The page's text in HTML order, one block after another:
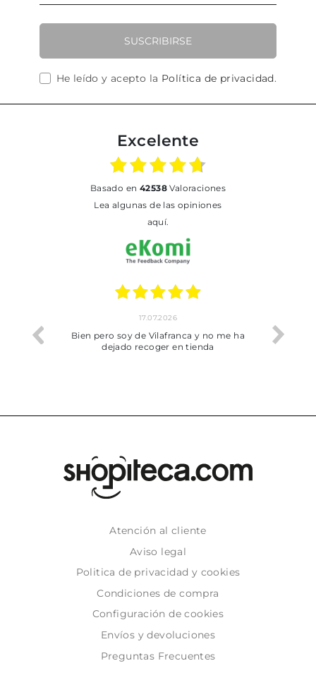
SUSCRIBIRSE
He leído y acepto la Política de privacidad.
Excelente
basado en 42538Valoraciones
Lea algunas de las opiniones
aquí.
trobat
17.07.2026
Bien pero soy de Vilafranca y no me ha
dejado recoger en tienda
Atención al cliente
Aviso legal
Politica de privacidad y cookies
Condiciones de compra
Configuración de cookies
Envíos y devoluciones
Preguntas Frecuentes